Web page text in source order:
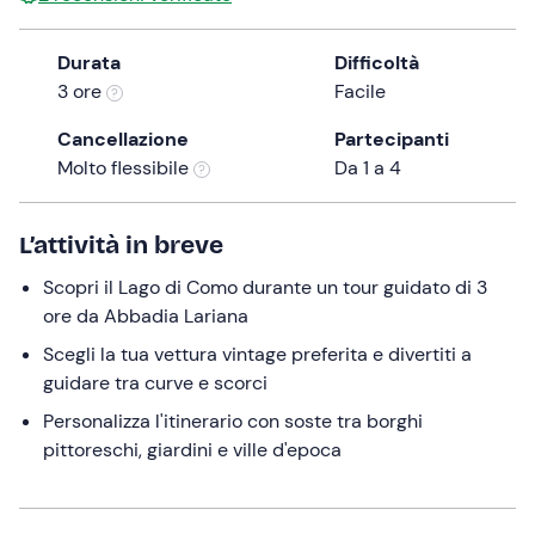
Press
question
mark
get
keyboard
shortcuts
for
changing
dates.
Durata
3 ore
Difficoltà
Facile
Cancellazione
Molto flessibile
Partecipanti
Da 1 a 4
L’attività in breve
Scopri il Lago di Como durante un tour guidato di 3
ore da Abbadia Lariana
Scegli la tua vettura vintage preferita e divertiti a
guidare tra curve e scorci
Personalizza l'itinerario con soste tra borghi
pittoreschi, giardini e ville d'epoca